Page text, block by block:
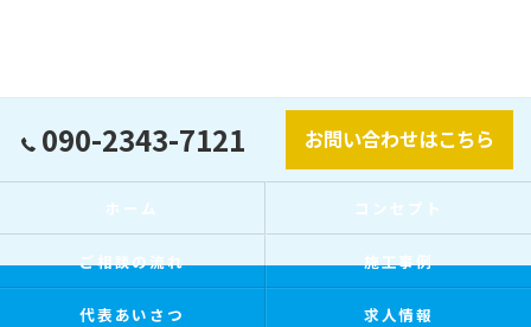
090-2343-7121 お問い合わせはこちら
ホーム コンセプト
ご相談の流れ 施工事例
代表あいさつ 求人情報